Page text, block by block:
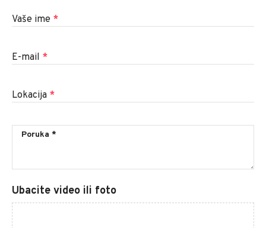
Vaše ime *
E-mail *
Lokacija *
Ubacite video ili foto